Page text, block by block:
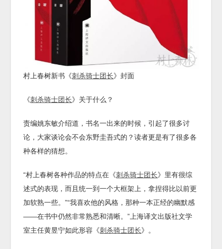
村上春树新书《刺杀骑士团长》封面
《刺杀骑士团长》关于什么？
责编姚东敏介绍道，书名一出来的时候，引起了很多讨
论，大家谈论会不会东野圭吾式的？读者更是有了很多各
种各样的猜想。
“村上春树各种作品的特点在《刺杀骑士团长》里有很综
述式的表现，而且统一到一个大框架上，拿捏得比以前更
加软熟一些。”“我喜欢他的风格，那种一本正经的幽默感
——在书中仍然非常熟悉和清晰。”上海译文出版社文学
室主任黄昱宁如此形容《刺杀骑士团长》。